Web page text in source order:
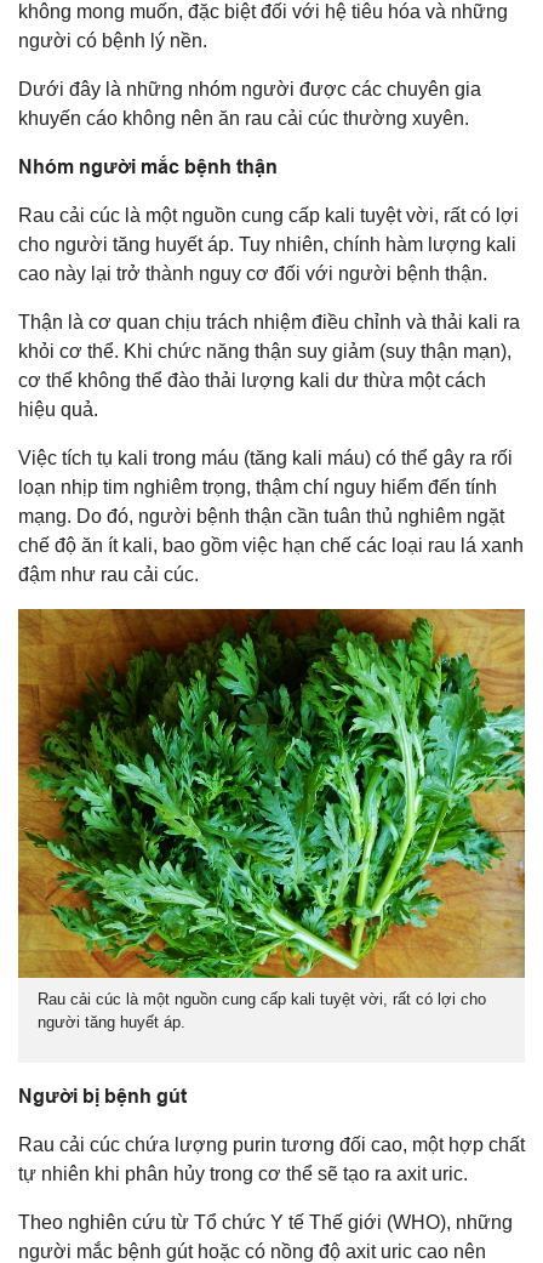
không mong muốn, đặc biệt đối với hệ tiêu hóa và những
người có bệnh lý nền.
Dưới đây là những nhóm người được các chuyên gia
khuyến cáo không nên ăn rau cải cúc thường xuyên.
Nhóm người mắc bệnh thận
Rau cải cúc là một nguồn cung cấp kali tuyệt vời, rất có lợi
cho người tăng huyết áp. Tuy nhiên, chính hàm lượng kali
cao này lại trở thành nguy cơ đối với người bệnh thận.
Thận là cơ quan chịu trách nhiệm điều chỉnh và thải kali ra
khỏi cơ thể. Khi chức năng thận suy giảm (suy thận mạn),
cơ thể không thể đào thải lượng kali dư thừa một cách
hiệu quả.
Việc tích tụ kali trong máu (tăng kali máu) có thể gây ra rối
loạn nhịp tim nghiêm trọng, thậm chí nguy hiểm đến tính
mạng. Do đó, người bệnh thận cần tuân thủ nghiêm ngặt
chế độ ăn ít kali, bao gồm việc hạn chế các loại rau lá xanh
đậm như rau cải cúc.
Rau cải cúc là một nguồn cung cấp kali tuyệt vời, rất có lợi cho
người tăng huyết áp.
Người bị bệnh gút
Rau cải cúc chứa lượng purin tương đối cao, một hợp chất
tự nhiên khi phân hủy trong cơ thể sẽ tạo ra axit uric.
Theo nghiên cứu từ Tổ chức Y tế Thế giới (WHO), những
người mắc bệnh gút hoặc có nồng độ axit uric cao nên